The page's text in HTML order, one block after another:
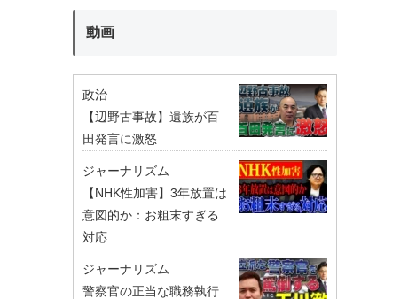
動画
政治
【辺野古事故】遺族が百
田発言に激怒
ジャーナリズム
【NHK性加害】3年放置は
意図的か：お粗末すぎる
対応
ジャーナリズム
警察官の正当な職務執行